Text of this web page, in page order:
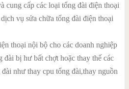
cung cấp các loại tổng đài điện thoại
vụ sửa chữa tổng đài điện thoại
thoại nội bộ cho các doanh nghiệp
đài bị hư bất chợt hoặc thay thế các
như thay cpu tổng đài,thay nguồn